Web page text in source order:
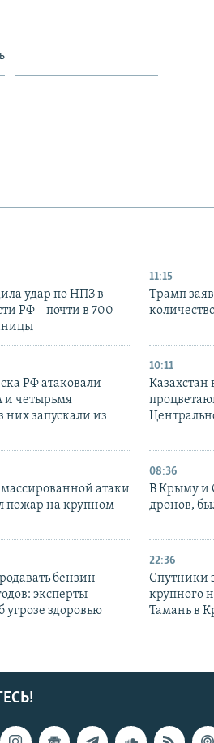
удар по НПЗ в
РФ – почти в 700
11:15
Трамп
РФ атаковали
и четырьмя
них запускали из
10:11
Казахстан
массированной атаки
пожар на крупном
08:36
В Крыму и
дронов,
бензин
эксперты
здоровью
22:36
Спутники
крупного
Тамань в